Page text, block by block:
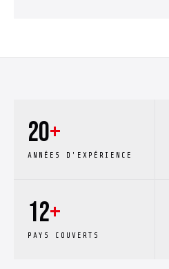
20+
ANNÉES D'EXPÉRIENCE
12+
PAYS COUVERTS